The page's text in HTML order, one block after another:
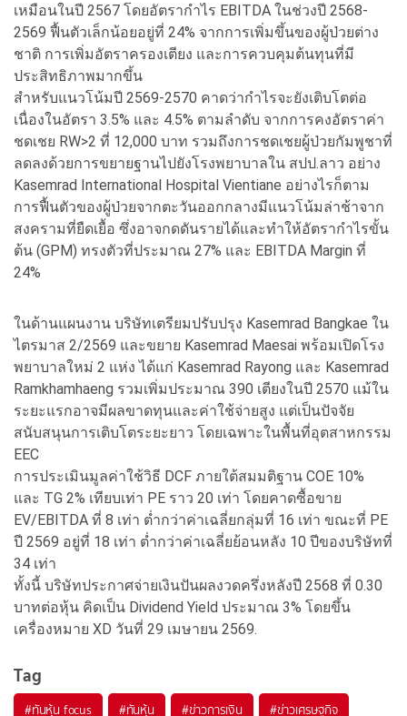
เหมือนในปี 2567 โดยอัตรากำไร EBITDA ในช่วงปี 2568-
2569 ฟื้นตัวเล็กน้อยอยู่ที่ 24% จากการเพิ่มขึ้นของผู้ป่วยต่าง
ชาติ การเพิ่มอัตราครองเตียง และการควบคุมต้นทุนที่มี
ประสิทธิภาพมากขึ้น
สำหรับแนวโน้มปี 2569-2570 คาดว่ากำไรจะยังเติบโตต่อ
เนื่องในอัตรา 3.5% และ 4.5% ตามลำดับ จากการคงอัตราค่า
ชดเชย RW>2 ที่ 12,000 บาท รวมถึงการชดเชยผู้ป่วยกัมพูชาที่
ลดลงด้วยการขยายฐานไปยังโรงพยาบาลใน สปป.ลาว อย่าง
Kasemrad International Hospital Vientiane อย่างไรก็ตาม
การฟื้นตัวของผู้ป่วยจากตะวันออกกลางมีแนวโน้มล่าช้าจาก
สงครามที่ยืดเยื้อ ซึ่งอาจกดดันรายได้และทำให้อัตรากำไรขั้น
ต้น (GPM) ทรงตัวที่ประมาณ 27% และ EBITDA Margin ที่
24%
ในด้านแผนงาน บริษัทเตรียมปรับปรุง Kasemrad Bangkae ใน
ไตรมาส 2/2569 และขยาย Kasemrad Maesai พร้อมเปิดโรง
พยาบาลใหม่ 2 แห่ง ได้แก่ Kasemrad Rayong และ Kasemrad
Ramkhamhaeng รวมเพิ่มประมาณ 390 เตียงในปี 2570 แม้ใน
ระยะแรกอาจมีผลขาดทุนและค่าใช้จ่ายสูง แต่เป็นปัจจัย
สนับสนุนการเติบโตระยะยาว โดยเฉพาะในพื้นที่อุตสาหกรรม
EEC
การประเมินมูลค่าใช้วิธี DCF ภายใต้สมมติฐาน COE 10%
และ TG 2% เทียบเท่า PE ราว 20 เท่า โดยคาดซื้อขาย
EV/EBITDA ที่ 8 เท่า ต่ำกว่าค่าเฉลี่ยกลุ่มที่ 16 เท่า ขณะที่ PE
ปี 2569 อยู่ที่ 18 เท่า ต่ำกว่าค่าเฉลี่ยย้อนหลัง 10 ปีของบริษัทที่
34 เท่า
ทั้งนี้ บริษัทประกาศจ่ายเงินปันผลงวดครึ่งหลังปี 2568 ที่ 0.30
บาทต่อหุ้น คิดเป็น Dividend Yield ประมาณ 3% โดยขึ้น
เครื่องหมาย XD วันที่ 29 เมษายน 2569.
Tag
#ทันหุ้น focus #ทันหุ้น #ข่าวการเงิน #ข่าวเศรษฐกิจ